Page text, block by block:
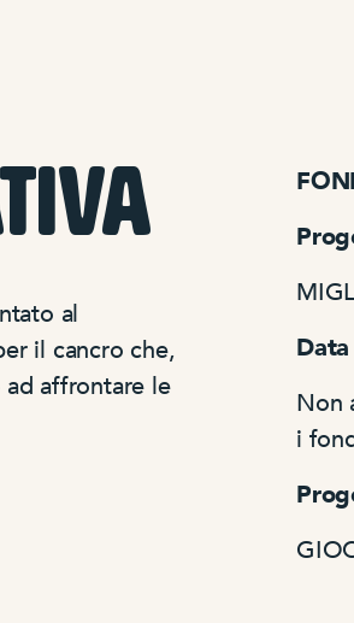
al
il cancro che,
affrontare le
Non
i